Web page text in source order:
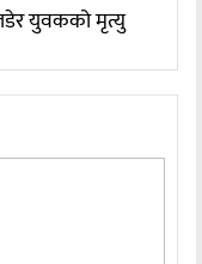
युवकको मृत्यु